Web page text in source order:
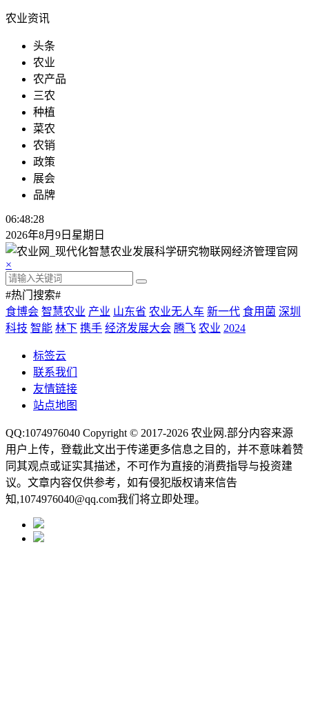
农业资讯
头条
农业
农产品
三农
种植
菜农
农销
政策
展会
品牌
06:48:28
2026年8月9日星期日
×
#热门搜索#
食博会 智慧农业 产业 山东省 农业无人车 新一代 食用菌 深圳
科技 智能 林下 携手 经济发展大会 腾飞 农业 2024
标签云
联系我们
友情链接
站点地图
QQ:1074976040 Copyright © 2017-2026 农业网 .部分内容来源
用户上传，登载此文出于传递更多信息之目的，并不意味着赞
同其观点或证实其描述，不可作为直接的消费指导与投资建
议。文章内容仅供参考，如有侵犯版权请来信告
知,1074976040@qq.com我们将立即处理。